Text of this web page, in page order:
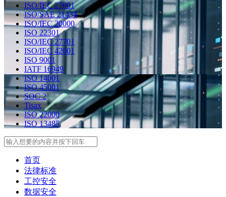
ISO/IEC 27001
ISO/SAE 21434
ISO/IEC 20000
ISO 22301
ISO/IEC 27701
ISO/IEC 42001
ISO 9001
IATF 16949
ISO 14001
ISO 45001
SOC 2
Tisax
ISO 22000
ISO 13485
首页
法律标准
工控安全
数据安全